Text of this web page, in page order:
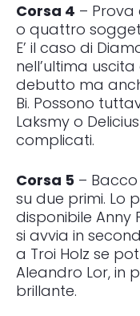
Corsa 4 –
o quattro
E’ il caso di
nell’ultima
debutto ma
Bi. Possono
Laksmy o
complicati.
Corsa 5 –
su due primi. Lo
disponibile Anny
si avvia in
a Troi Holz se
Aleandro Lor, in
brillante.